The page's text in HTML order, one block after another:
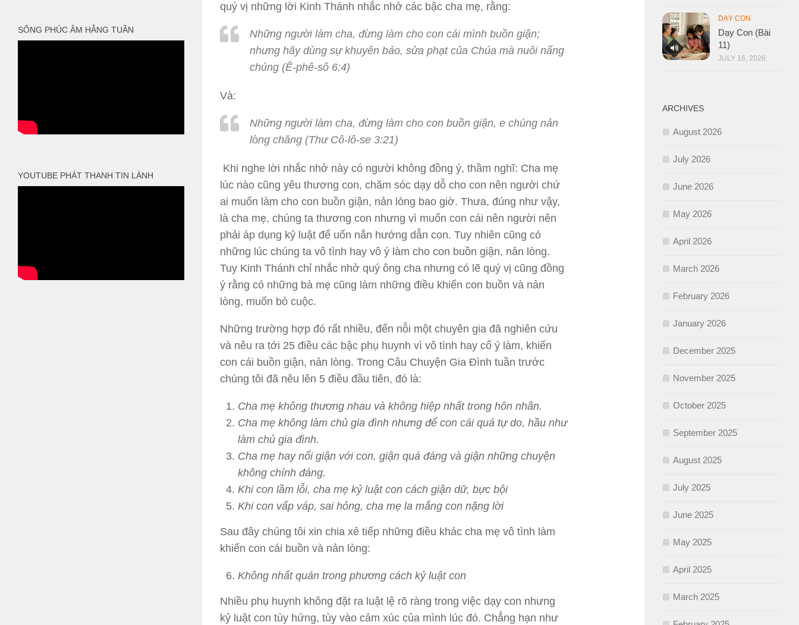
quý vị những lời Kinh Thánh nhắc nhở các bậc cha mẹ, rằng:
Những người làm cha, đừng làm cho con cái mình buồn giận;
nhưng hãy dùng sự khuyên bảo, sửa phạt của Chúa mà nuôi nấng
chúng (Ê-phê-sô 6:4)
Và:
Những người làm cha, đừng làm cho con buồn giận, e chúng nản
lòng chăng (Thư Cô-lô-se 3:21)
Khi nghe lời nhắc nhở này có người không đồng ý, thầm nghĩ: Cha mẹ
lúc nào cũng yêu thương con, chăm sóc dạy dỗ cho con nên người chứ
ai muốn làm cho con buồn giận, nản lòng bao giờ. Thưa, đúng như vậy,
là cha mẹ, chúng ta thương con nhưng vì muốn con cái nên người nên
phải áp dụng kỷ luật để uốn nắn hướng dẫn con. Tuy nhiên cũng có
những lúc chúng ta vô tình hay vô ý làm cho con buồn giận, nản lòng.
Tuy Kinh Thánh chỉ nhắc nhở quý ông cha nhưng có lẽ quý vị cũng đồng
ý rằng có những bà mẹ cũng làm những điều khiến con buồn và nản
lòng, muốn bỏ cuộc.
Những trường hợp đó rất nhiều, đến nỗi một chuyên gia đã nghiên cứu
và nêu ra tới 25 điều các bậc phụ huynh vì vô tình hay cố ý làm, khiến
con cái buồn giận, nản lòng. Trong Câu Chuyện Gia Đình tuần trước
chúng tôi đã nêu lên 5 điều đầu tiên, đó là:
Cha mẹ không thương nhau và không hiệp nhất trong hôn nhân.
Cha mẹ không làm chủ gia đình nhưng để con cái quá tự do, hầu như
làm chủ gia đình.
Cha mẹ hay nổi giận với con, giận quá đáng và giận những chuyện
không chính đáng.
Khi con lầm lỗi, cha mẹ kỷ luật con cách giận dữ, bực bội
Khi con vấp váp, sai hỏng, cha mẹ la mắng con nặng lời
Sau đây chúng tôi xin chia xẻ tiếp những điều khác cha mẹ vô tình làm
khiến con cái buồn và nản lòng:
Không nhất quán trong phương cách kỷ luật con
Nhiều phụ huynh không đặt ra luật lệ rõ ràng trong việc dạy con nhưng
kỷ luật con tùy hứng, tùy vào cảm xúc của mình lúc đó. Chẳng hạn như
SỐNG PHÚC ÂM HẰNG TUẦN
YOUTUBE PHÁT THANH TIN LÀNH
DẠY CON
Dạy Con (Bài
11)
JULY 16, 2026
ARCHIVES
August 2026
July 2026
June 2026
May 2026
April 2026
March 2026
February 2026
January 2026
December 2025
November 2025
October 2025
September 2025
August 2025
July 2025
June 2025
May 2025
April 2025
March 2025